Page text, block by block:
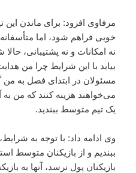
مرفاوی افزود: برای ماندن این
خوبی فراهم شود، اما
نه امکانات و نه پشتیبانی،
بیاید با این شرایط چرا من
می‌خواهند هزینه کنند که من به
یک تیم متوسط ببندید.
وی ادامه داد: با توجه به
ببندیم و از بازیکنان متوسط